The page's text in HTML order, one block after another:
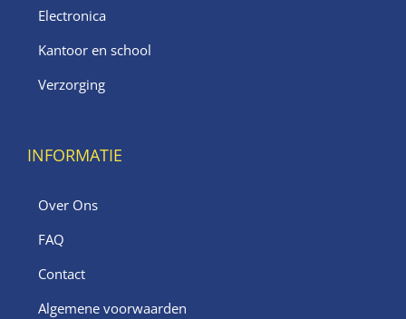
Electronica
Kantoor en school
Verzorging
INFORMATIE
Over Ons
FAQ
Contact
Algemene voorwaarden